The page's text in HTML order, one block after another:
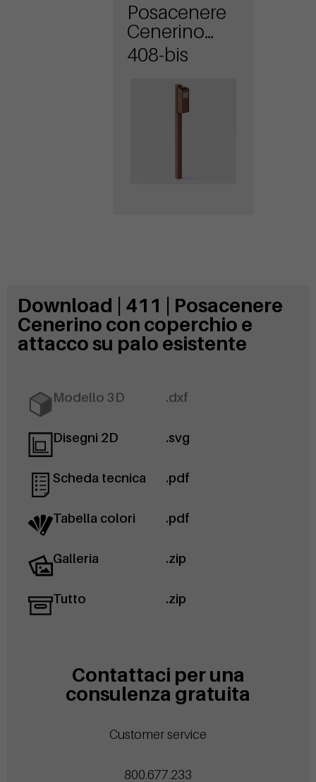
Posacenere
Cenerino
con
408-bis
Download | 411 | Posacenere
Cenerino con coperchio e
attacco su palo esistente
Modello 3D .dxf
Disegni 2D .svg
Scheda tecnica .pdf
Tabella colori .pdf
Galleria .zip
Tutto .zip
Contattaci per una
consulenza gratuita
Customer service
800.677.233